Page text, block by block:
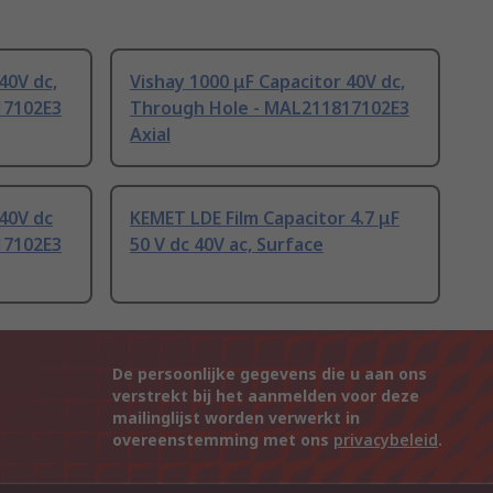
dc,
Vishay 1000 μF Capacitor 40V dc,
Through Hole - MAL211817102E3
Axial
dc
KEMET LDE Film Capacitor 4.7 μF
50 V dc 40V ac, Surface
De persoonlijke gegevens die u aan ons
verstrekt bij het aanmelden voor deze
mailinglijst worden verwerkt in
overeenstemming met ons privacybeleid.